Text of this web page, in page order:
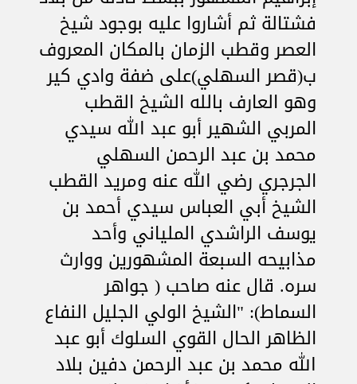
فشتالة ثم أشاروا عليه بوجود شيخ
العصر وقطب الزمان بالمكان المعروف
ب(قصر السهلي)على ضفة وادي كير
وهو العارف بالله الشيخ القطب
المربي الشهير أبو عبد الله سيدي
محمد بن عبد الرحمن السهلي
الجرجري رضي الله عنه ومريد القطب
الشيخ أبي العباس سيدي أحمد بن
يوسف الراشدي الملياني وأحد
مذابيحه السبعة المشهورين ووارث
سره. قال عنه صاحب ( جواهر
السماط): "الشيخ الولي الجليل النفاع
الظاهر الحال القوي السلوك أبو عبد
الله محمد بن عبد الرحمن دفين بلاد